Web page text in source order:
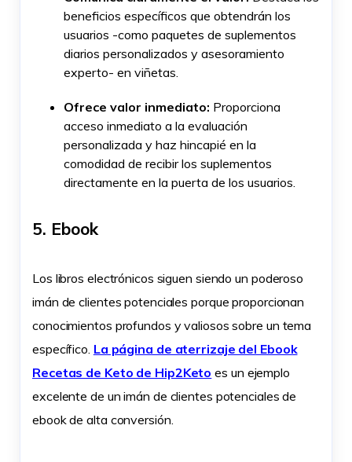
beneficios específicos que obtendrán los
usuarios -como paquetes de suplementos
diarios personalizados y asesoramiento
experto- en viñetas.
Ofrece valor inmediato: Proporciona
acceso inmediato a la evaluación
personalizada y haz hincapié en la
comodidad de recibir los suplementos
directamente en la puerta de los usuarios.
5. Ebook
Los libros electrónicos siguen siendo un poderoso
imán de clientes potenciales porque proporcionan
conocimientos profundos y valiosos sobre un tema
específico. La página de aterrizaje del Ebook
Recetas de Keto de Hip2Keto es un ejemplo
excelente de un imán de clientes potenciales de
ebook de alta conversión.